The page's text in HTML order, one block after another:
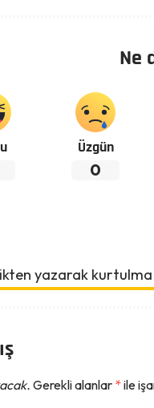
Ne
Üzgün
0
yazarak kurtulma
Gerekli alanlar *ile